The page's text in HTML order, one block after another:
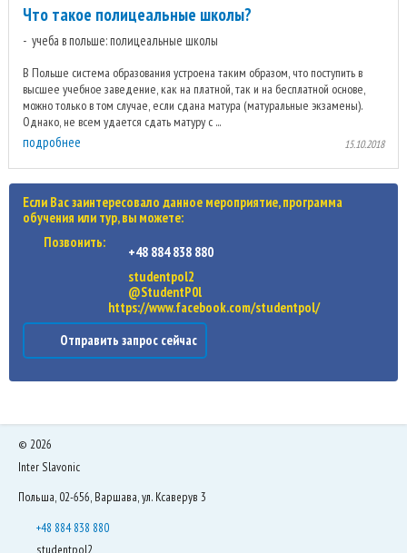
Что такое полицеальные школы?
учеба в польше: полицеальные школы
В Польше система образования устроена таким образом, что поступить в
высшее учебное заведение, как на платной, так и на бесплатной основе,
можно только в том случае, если сдана матура (матуральные экзамены).
Однако, не всем удается сдать матуру с ...
подробнее 15.10.2018
Если Вас заинтересовало данное мероприятие, программа
обучения или тур, вы можете:
Позвонить:
+48 884 838 880
studentpol2
@StudentP0l
https://www.facebook.com/studentpol/
Отправить запрос сейчас
© 2026
Inter Slavonic
Польша, 02-656, Варшава, ул. Ксаверув 3
+48 884 838 880
studentpol2